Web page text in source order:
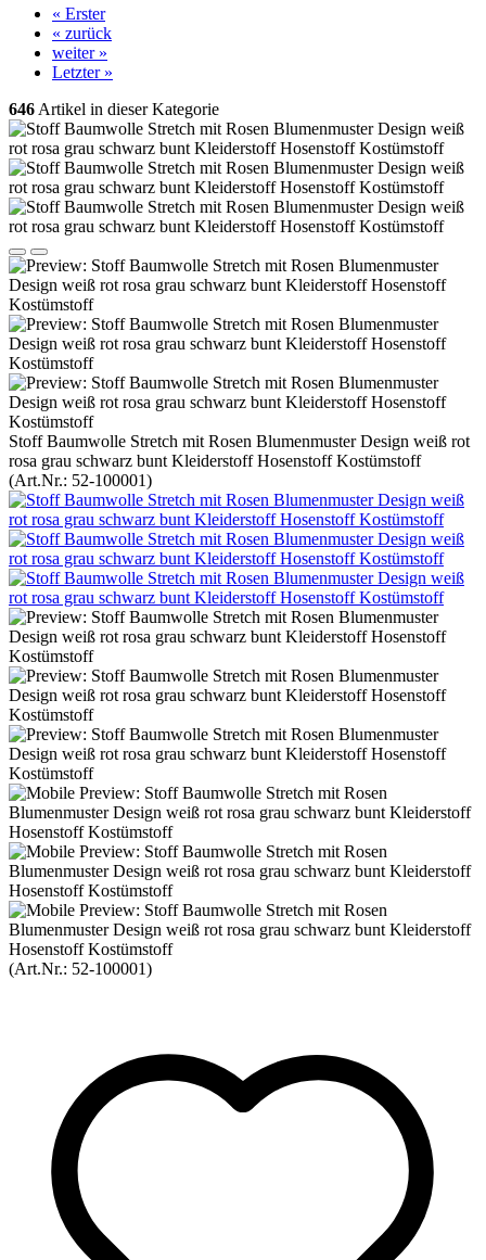
« Erster
« zurück
weiter »
Letzter »
646 Artikel in dieser Kategorie
Stoff Baumwolle Stretch mit Rosen Blumenmuster Design weiß rot
rosa grau schwarz bunt Kleiderstoff Hosenstoff Kostümstoff
(Art.Nr.: 52-100001)
(Art.Nr.: 52-100001)